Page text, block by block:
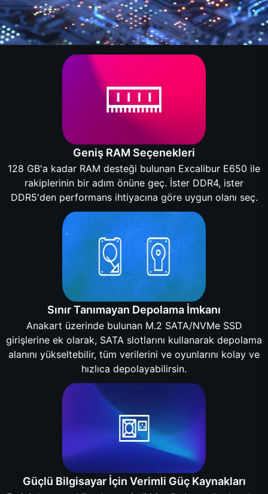
Geniş RAM Seçenekleri
128 GB'a kadar RAM desteği bulunan Excalibur E650 ile
rakiplerinin bir adım önüne geç. İster DDR4, ister
DDR5'den performans ihtiyacına göre uygun olanı seç.
Sınır Tanımayan Depolama İmkanı
Anakart üzerinde bulunan M.2 SATA/NVMe SSD
girişlerine ek olarak, SATA slotlarını kullanarak depolama
alanını yükseltebilir, tüm verilerini ve oyunlarını kolay ve
hızlıca depolayabilirsin.
Güçlü Bilgisayar İçin Verimli Güç Kaynakları